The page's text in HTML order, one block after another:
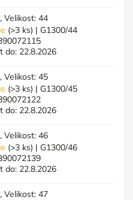
Velikost: 44
(>3 ks) | G1300/44
do: 22.8.2026
Velikost: 45
(>3 ks) | G1300/45
do: 22.8.2026
Velikost: 46
(>3 ks) | G1300/46
do: 22.8.2026
Velikost: 47